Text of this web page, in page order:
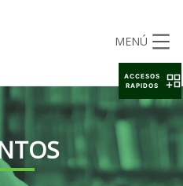
MENÚ
ACCESOS
RAPIDOS